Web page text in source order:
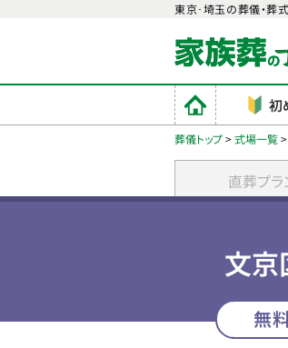
東京･埼玉の葬儀・葬
初
葬儀トップ>式場一覧>
直葬プラ
文京
無